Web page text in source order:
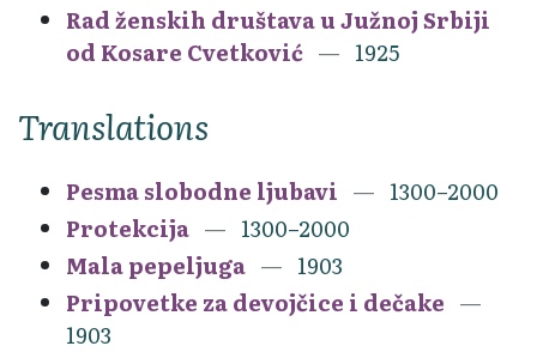
Rad ženskih društava u Južnoj Srbiji
od Kosare Cvetković
1925
Translations
Pesma slobodne ljubavi
1300–2000
Protekcija
1300–2000
Mala pepeljuga
1903
Pripovetke za devojčice i dečake
1903